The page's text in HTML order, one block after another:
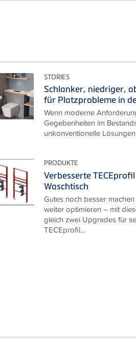
STORIES
Schlanker, niedriger,
für Platzprobleme in
Wenn moderne
Gegebenheiten im
unkonventionelle
PRODUKTE
Verbesserte
Waschtisch
Gutes noch besser
weiter optimieren – mit
gleich zwei Upgrades für
TECEprofil...